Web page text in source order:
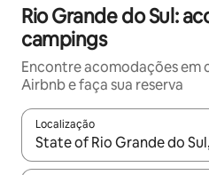
Rio Grande do Sul:
campings
Encontre acomodações em
Airbnb e faça sua reserva
Localização
Quando os resultados